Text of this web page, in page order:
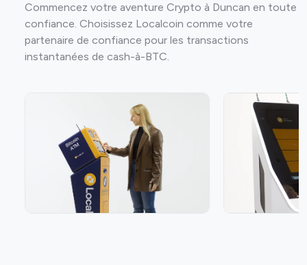
Commencez votre aventure Crypto à Duncan en toute
confiance. Choisissez Localcoin comme votre
partenaire de confiance pour les transactions
instantanées de cash-à-BTC.